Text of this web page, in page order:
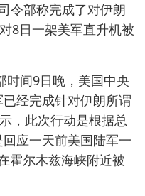
令部称完成了对伊朗
8日一架美军直升机被
时间9日晚，美国中央
经完成针对伊朗所谓
，此次行动是根据总
应一天前美国陆军一
霍尔木兹海峡附近被